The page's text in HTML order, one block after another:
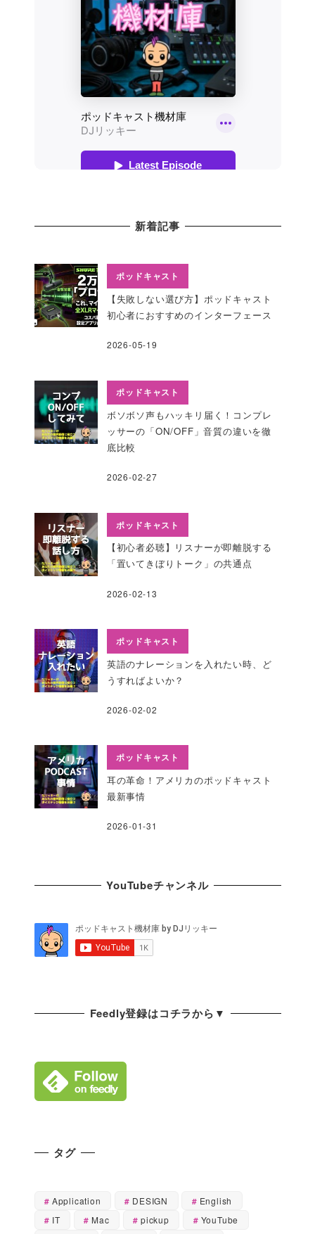
新着記事
ポッドキャスト
【失敗しない選び方】ポッドキャスト
初心者におすすめのインターフェース
2026-05-19
ポッドキャスト
ボソボソ声もハッキリ届く！コンプレ
ッサーの「ON/OFF」音質の違いを徹
底比較
2026-02-27
ポッドキャスト
【初心者必聴】リスナーが即離脱する
「置いてきぼりトーク」の共通点
2026-02-13
ポッドキャスト
英語のナレーションを入れたい時、ど
うすればよいか？
2026-02-02
ポッドキャスト
耳の革命！アメリカのポッドキャスト
最新事情
2026-01-31
YouTubeチャンネル
Feedly登録はコチラから▼
タグ
Application DESIGN
English
IT
Mac pickup
YouTube